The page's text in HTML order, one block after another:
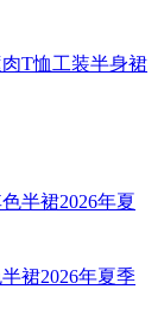
T恤工装半身裙
裙2026年夏季